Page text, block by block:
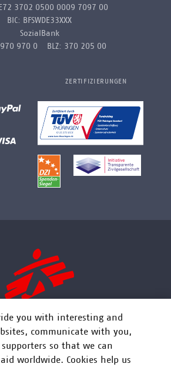
3702 0500 0009 7097 00
BIC: BFSWDE33XXX
SozialBank
970 970 0 BLZ: 370 205 00
ZERTIFIZIERUNGEN
FOLGEN SIE UNS
you with interesting and
communicate with you,
so that we can
worldwide. Cookies help us